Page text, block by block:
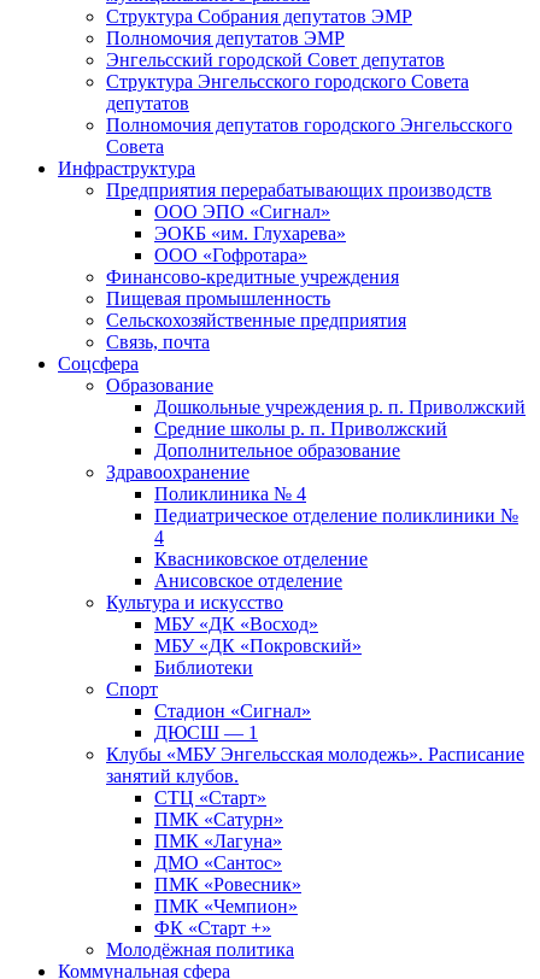
Структура Собрания депутатов ЭМР
Полномочия депутатов ЭМР
Энгельсский городской Совет депутатов
Структура Энгельсского городского Совета
депутатов
Полномочия депутатов городского Энгельсского
Совета
Инфраструктура
Предприятия перерабатывающих производств
ООО ЭПО «Сигнал»
ЭОКБ «им. Глухарева»
ООО «Гофротара»
Финансово-кредитные учреждения
Пищевая промышленность
Сельскохозяйственные предприятия
Связь, почта
Соцсфера
Образование
Дошкольные учреждения р. п. Приволжский
Средние школы р. п. Приволжский
Дополнительное образование
Здравоохранение
Поликлиника № 4
Педиатрическое отделение поликлиники №
4
Квасниковское отделение
Анисовское отделение
Культура и искусство
МБУ «ДК «Восход»
МБУ «ДК «Покровский»
Библиотеки
Спорт
Стадион «Сигнал»
ДЮСШ — 1
Клубы «МБУ Энгельсская молодежь». Расписание
занятий клубов.
СТЦ «Старт»
ПМК «Сатурн»
ПМК «Лагуна»
ДМО «Сантос»
ПМК «Ровесник»
ПМК «Чемпион»
ФК «Старт +»
Молодёжная политика
Коммунальная сфера